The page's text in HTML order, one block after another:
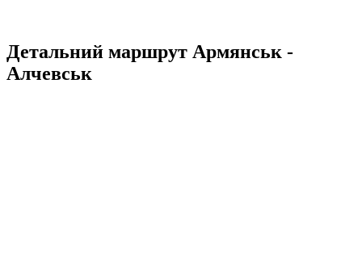
Детальний маршрут Армянськ -
Алчевськ